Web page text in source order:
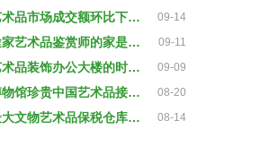
文物艺术品市场成交额环比下降22% 09-14
住进途家艺术品鉴赏师的家是一种怎样的感觉 09-11
静态艺术品装饰办公大楼的时代已经结束？ 09-09
欧洲博物馆珍贵中国艺术品接连被盗 有人赖上中国 08-20
全球最大文物艺术品保税仓库四季度投用 08-14